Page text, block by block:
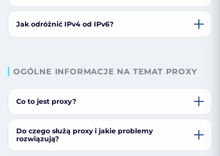
Jak odróżnić IPv4 od IPv6?
OGÓLNE INFORMACJE NA TEMAT PROXY
Co to jest proxy?
Do czego służą proxy i jakie problemy
rozwiązują?